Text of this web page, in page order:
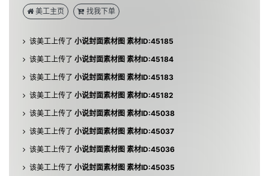
美工主页 找我下单
该美工上传了
小说封面素材图 素材ID:45186
该美工上传了 小说封面素材图 素材ID:45184
该美工上传了 小说封面素材图 素材ID:45183
该美工上传了 小说封面素材图 素材ID:45182
该美工上传了 小说封面素材图 素材ID:45038
该美工上传了 小说封面素材图 素材ID:45037
该美工上传了 小说封面素材图 素材ID:45036
该美工上传了 小说封面素材图 素材ID:45035
该美工上传了 小说封面素材图 素材ID:44947